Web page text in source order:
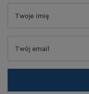
Twoje imię
Twój email